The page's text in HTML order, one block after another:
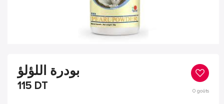
بودرة اللؤلؤ
115 DT 0goûts